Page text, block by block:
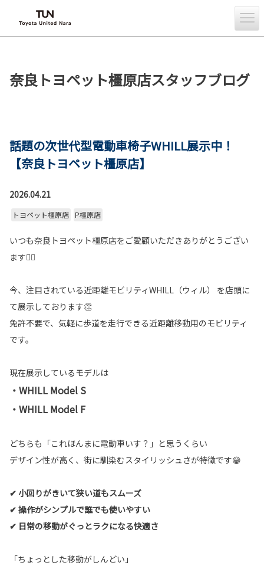
奈良トヨペット橿原店スタッフブログ
話題の次世代型電動車椅子WHILL展示中！
【奈良トヨペット橿原店】
2026.04.21
トヨペット橿原店 P橿原店
いつも奈良トヨペット橿原店をご愛顧いただきありがとうござい
ます🙇‍♂️
今、注目されている近距離モビリティWHILL（ウィル） を店頭に
て展示しております👏
免許不要で、気軽に歩道を走行できる近距離移動用のモビリティ
です。
現在展示しているモデルは
・WHILL Model S
・WHILL Model F
どちらも「これほんまに電動車いす？」と思うくらい
デザイン性が高く、街に馴染むスタイリッシュさが特徴です😁
✔ 小回りがきいて狭い道もスムーズ
✔ 操作がシンプルで誰でも使いやすい
✔ 日常の移動がぐっとラクになる快適さ
「ちょっとした移動がしんどい」